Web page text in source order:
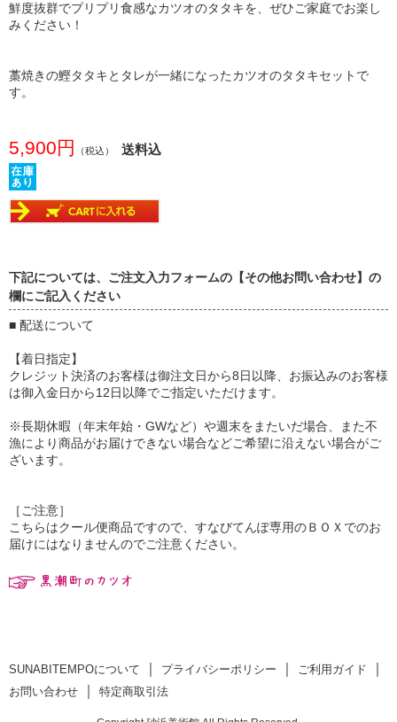
鮮度抜群でプリプリ食感なカツオのタタキを、ぜひご家庭でお楽し
みください！
藁焼きの鰹タタキとタレが一緒になったカツオのタタキセットで
す。
5,900円 （税込） 送料込
下記については、ご注文入力フォームの【その他お問い合わせ】の
欄にご記入ください
■ 配送について
【着日指定】
クレジット決済のお客様は御注文日から8日以降、お振込みのお客様
は御入金日から12日以降でご指定いただけます。
※長期休暇（年末年始・GWなど）や週末をまたいだ場合、また不
漁により商品がお届けできない場合などご希望に沿えない場合がご
ざいます。
［ご注意］
こちらはクール便商品ですので、すなびてんぽ専用のＢＯＸでのお
届けにはなりませんのでご注意ください。
SUNABITEMPOについて プライバシーポリシー ご利用ガイド
お問い合わせ 特定商取引法